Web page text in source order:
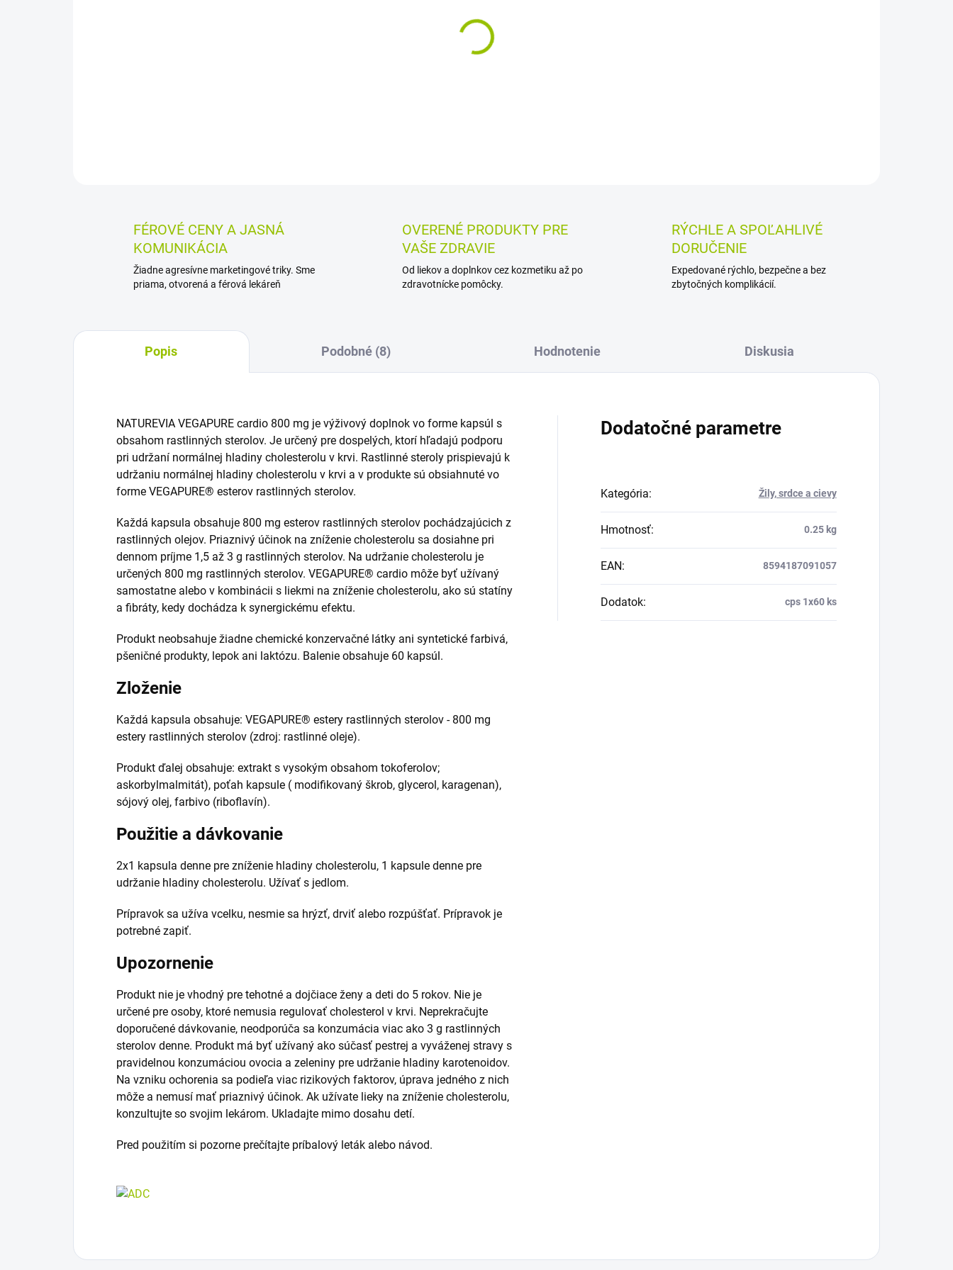
FÉROVÉ CENY A JASNÁ
KOMUNIKÁCIA
Žiadne agresívne marketingové triky. Sme
priama, otvorená a férová lekáreň
OVERENÉ PRODUKTY PRE
VAŠE ZDRAVIE
Od liekov a doplnkov cez kozmetiku až po
zdravotnícke pomôcky.
RÝCHLE A SPOĽAHLIVÉ
DORUČENIE
Expedované rýchlo, bezpečne a bez
zbytočných komplikácií.
Popis Podobné (8) Hodnotenie Diskusia
NATUREVIA VEGAPURE cardio 800 mg je výživový doplnok vo forme kapsúl s
obsahom rastlinných sterolov. Je určený pre dospelých, ktorí hľadajú podporu
pri udržaní normálnej hladiny cholesterolu v krvi. Rastlinné steroly prispievajú k
udržaniu normálnej hladiny cholesterolu v krvi a v produkte sú obsiahnuté vo
forme VEGAPURE® esterov rastlinných sterolov.
Každá kapsula obsahuje 800 mg esterov rastlinných sterolov pochádzajúcich z
rastlinných olejov. Priaznivý účinok na zníženie cholesterolu sa dosiahne pri
dennom príjme 1,5 až 3 g rastlinných sterolov. Na udržanie cholesterolu je
určených 800 mg rastlinných sterolov. VEGAPURE® cardio môže byť užívaný
samostatne alebo v kombinácii s liekmi na zníženie cholesterolu, ako sú statíny
a fibráty, kedy dochádza k synergickému efektu.
Produkt neobsahuje žiadne chemické konzervačné látky ani syntetické farbivá,
pšeničné produkty, lepok ani laktózu. Balenie obsahuje 60 kapsúl.
Zloženie
Každá kapsula obsahuje: VEGAPURE® estery rastlinných sterolov - 800 mg
estery rastlinných sterolov (zdroj: rastlinné oleje).
Produkt ďalej obsahuje: extrakt s vysokým obsahom tokoferolov;
askorbylmalmitát), poťah kapsule ( modifikovaný škrob, glycerol, karagenan),
sójový olej, farbivo (riboflavín).
Použitie a dávkovanie
2x1 kapsula denne pre zníženie hladiny cholesterolu, 1 kapsule denne pre
udržanie hladiny cholesterolu. Užívať s jedlom.
Prípravok sa užíva vcelku, nesmie sa hrýzť, drviť alebo rozpúšťať. Prípravok je
potrebné zapiť.
Upozornenie
Produkt nie je vhodný pre tehotné a dojčiace ženy a deti do 5 rokov. Nie je
určené pre osoby, ktoré nemusia regulovať cholesterol v krvi. Neprekračujte
doporučené dávkovanie, neodporúča sa konzumácia viac ako 3 g rastlinných
sterolov denne. Produkt má byť užívaný ako súčasť pestrej a vyváženej stravy s
pravidelnou konzumáciou ovocia a zeleniny pre udržanie hladiny karotenoidov.
Na vzniku ochorenia sa podieľa viac rizikových faktorov, úprava jedného z nich
môže a nemusí mať priaznivý účinok. Ak užívate lieky na zníženie cholesterolu,
konzultujte so svojim lekárom. Ukladajte mimo dosahu detí.
Pred použitím si pozorne prečítajte príbalový leták alebo návod.
Dodatočné parametre
Kategória: Žily, srdce a cievy
Hmotnosť: 0.25 kg
EAN: 8594187091057
Dodatok: cps 1x60 ks